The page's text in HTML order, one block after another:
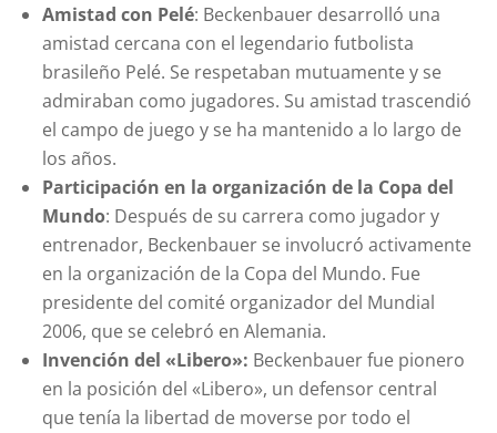
Amistad con Pelé: Beckenbauer desarrolló una
amistad cercana con el legendario futbolista
brasileño Pelé. Se respetaban mutuamente y se
admiraban como jugadores. Su amistad trascendió
el campo de juego y se ha mantenido a lo largo de
los años.
Participación en la organización de la Copa del
Mundo: Después de su carrera como jugador y
entrenador, Beckenbauer se involucró activamente
en la organización de la Copa del Mundo. Fue
presidente del comité organizador del Mundial
2006, que se celebró en Alemania.
Invención del «Libero»: Beckenbauer fue pionero
en la posición del «Libero», un defensor central
que tenía la libertad de moverse por todo el